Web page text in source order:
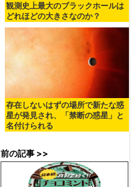
観測史上最大のブラックホールは
どれほどの大きさなのか？
存在しないはずの場所で新たな惑
星が発見され、「禁断の惑星」と
名付けられる
前の記事 >>